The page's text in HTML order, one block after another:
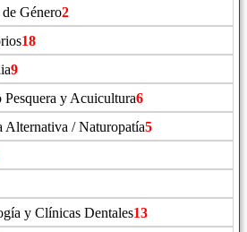
Género2
18
9
y Acuicultura6
Alternativa / Naturopatía5
y Clínicas Dentales13